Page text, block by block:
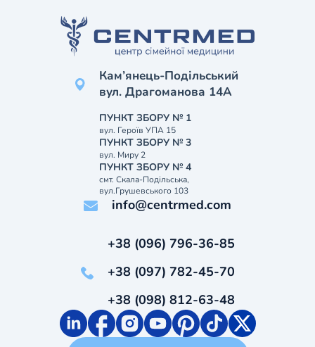
Кам’янець-Подільський
вул. Драгоманова 14А
ПУНКТ ЗБОРУ № 1
вул. Героїв УПА 15
ПУНКТ ЗБОРУ № 3
вул. Миру 2
ПУНКТ ЗБОРУ № 4
смт. Скала-Подільська,
вул.Грушевського 103
info@centrmed.com
+38 (096) 796-36-85
+38 (097) 782-45-70
+38 (098) 812-63-48